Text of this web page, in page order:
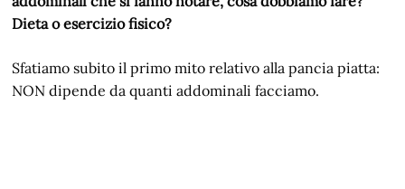
Dieta o esercizio fisico?
Sfatiamo subito il primo mito relativo alla pancia piatta:
NON dipende da quanti addominali facciamo.